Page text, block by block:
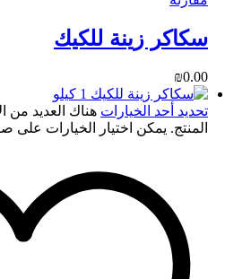
سكاكر زينة للكيك
₪0.00
تحديد أحد الخيارات هناك العديد من
المنتج. يمكن اختيار الخيارات على